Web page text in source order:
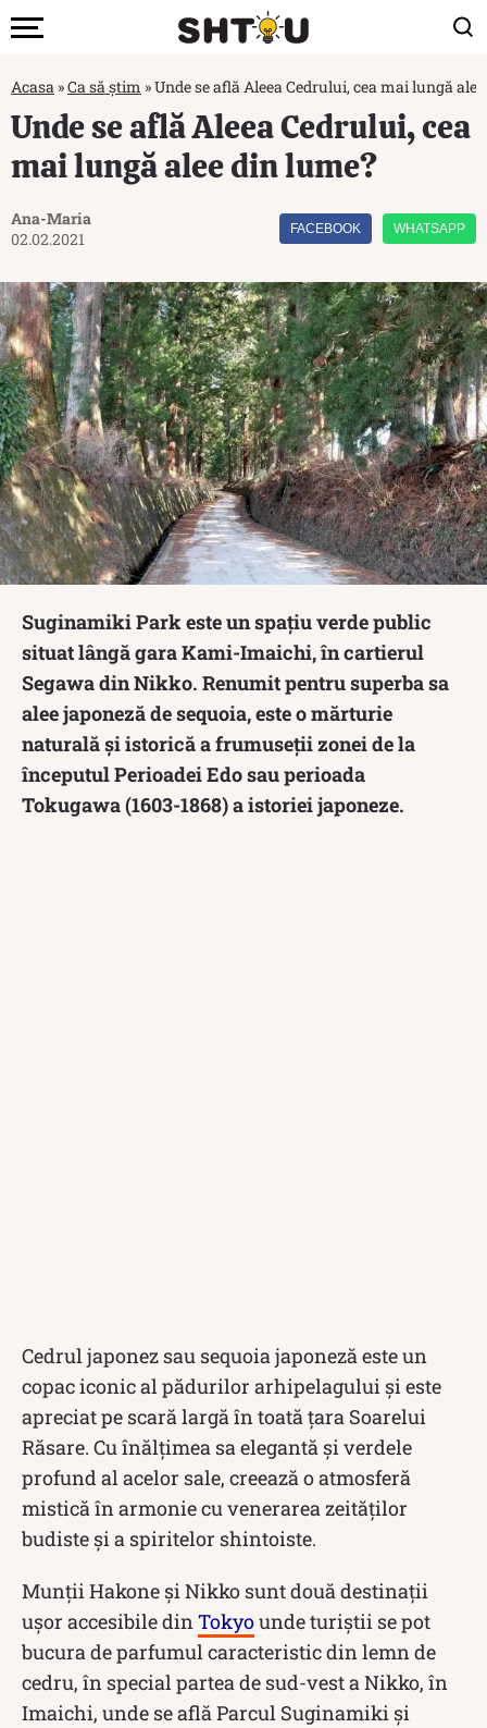
Acasa »Ca să știm »Unde se află Aleea Cedrului, cea mai lungă
Unde se află Aleea Cedrului, cea
mai lungă alee din lume?
Ana-Maria
02.02.2021
FACEBOOK WHATSAPP
Suginamiki Park este un spațiu verde public
situat lângă gara Kami-Imaichi, în cartierul
Segawa din Nikko. Renumit pentru superba sa
alee japoneză de sequoia, este o mărturie
naturală și istorică a frumuseții zonei de la
începutul Perioadei Edo sau perioada
Tokugawa (1603-1868) a istoriei japoneze.
Cedrul japonez sau sequoia japoneză este un
copac iconic al pădurilor arhipelagului și este
apreciat pe scară largă în toată țara Soarelui
Răsare. Cu înălțimea sa elegantă și verdele
profund al acelor sale, creează o atmosferă
mistică în armonie cu venerarea zeităților
budiste și a spiritelor shintoiste.
Munții Hakone și Nikko sunt două destinații
ușor accesibile din Tokyounde turiștii se pot
bucura de parfumul caracteristic din lemn de
cedru, în special partea de sud-vest a Nikko, în
Imaichi, unde se află Parcul Suginamiki și